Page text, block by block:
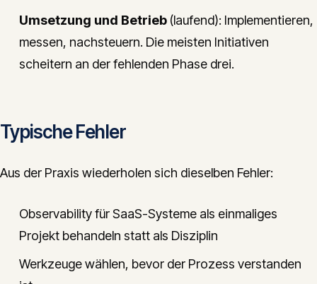
Umsetzung und Betrieb (laufend): Implementieren,
messen, nachsteuern. Die meisten Initiativen
scheitern an der fehlenden Phase drei.
Typische Fehler
Aus der Praxis wiederholen sich dieselben Fehler:
Observability für SaaS-Systeme als einmaliges
Projekt behandeln statt als Disziplin
Werkzeuge wählen, bevor der Prozess verstanden